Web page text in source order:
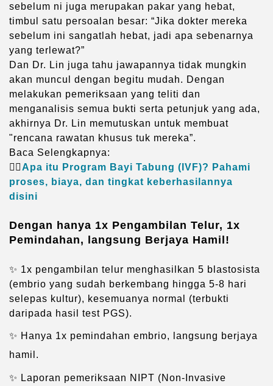
sebelum ni juga merupakan pakar yang hebat,
timbul satu persoalan besar: “Jika dokter mereka
sebelum ini sangatlah hebat, jadi apa sebenarnya
yang terlewat?”
Dan Dr. Lin juga tahu jawapannya tidak mungkin
akan muncul dengan begitu mudah. Dengan
melakukan pemeriksaan yang teliti dan
menganalisis semua bukti serta petunjuk yang ada,
akhirnya Dr. Lin memutuskan untuk membuat
"rencana rawatan khusus tuk mereka”.
Baca Selengkapnya:
👉🏻Apa itu Program Bayi Tabung (IVF)? Pahami
proses, biaya, dan tingkat keberhasilannya
disini
Dengan hanya 1x Pengambilan Telur, 1x
Pemindahan, langsung Berjaya Hamil!
✨ 1x pengambilan telur menghasilkan 5 blastosista
(embrio yang sudah berkembang hingga 5-8 hari
selepas kultur), kesemuanya normal (terbukti
daripada hasil test PGS).
✨ Hanya 1x pemindahan embrio, langsung berjaya
hamil.
✨ Laporan pemeriksaan NIPT (Non-Invasive